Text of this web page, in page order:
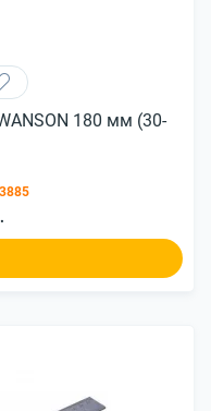
180 мм (30-